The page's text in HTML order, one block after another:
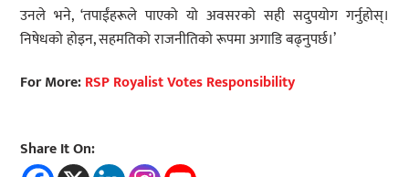
उनले भने, ‘तपाईंहरूले पाएको यो अवसरको सही सदुपयोग गर्नुहोस्।
निषेधको होइन, सहमतिको राजनीतिको रूपमा अगाडि बढ्नुपर्छ।’
For More:RSP Royalist Votes Responsibility
Share It On: